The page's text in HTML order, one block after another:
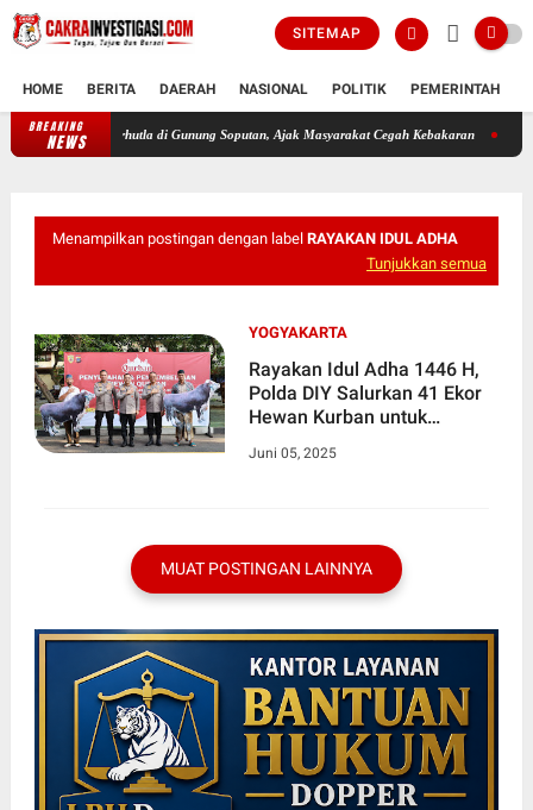
SITEMAP
HOME BERITA DAERAH NASIONAL POLITIK PEMERINTAH
BREAKING
NEWS
Karhutla di Gunung Soputan, Ajak Masyarakat Cegah Kebakaran Polda DIY Sita
Menampilkan postingan dengan label RAYAKAN IDUL ADHA
Tunjukkan semua
YOGYAKARTA
Rayakan Idul Adha 1446 H,
Polda DIY Salurkan 41 Ekor
Hewan Kurban untuk
Juni 05, 2025
MUAT POSTINGAN LAINNYA